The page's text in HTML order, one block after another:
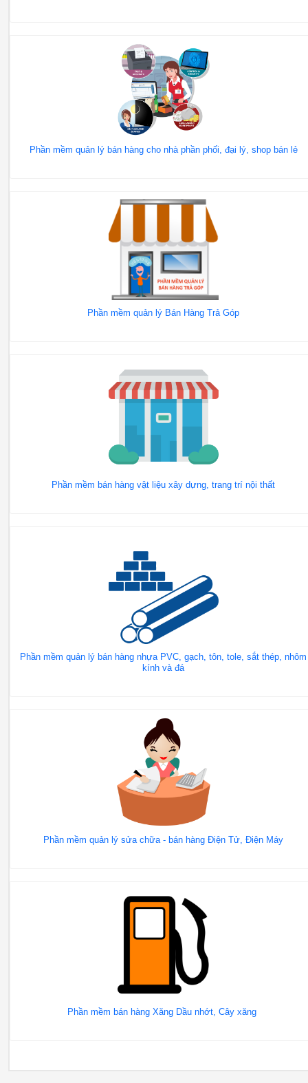
Phần mềm quản lý bán hàng cho nhà phần phối, đại lý, shop bán lẻ
Phần mềm quản lý Bán Hàng Trả Góp
Phần mềm bán hàng vật liệu xây dựng, trang trí nội thất
Phần mềm quản lý bán hàng nhựa PVC, gạch, tôn, tole, sắt thép, nhôm
kính và đá
Phần mềm quản lý sửa chữa - bán hàng Điện Tử, Điện Máy
Phần mềm bán hàng Xăng Dầu nhớt, Cây xăng